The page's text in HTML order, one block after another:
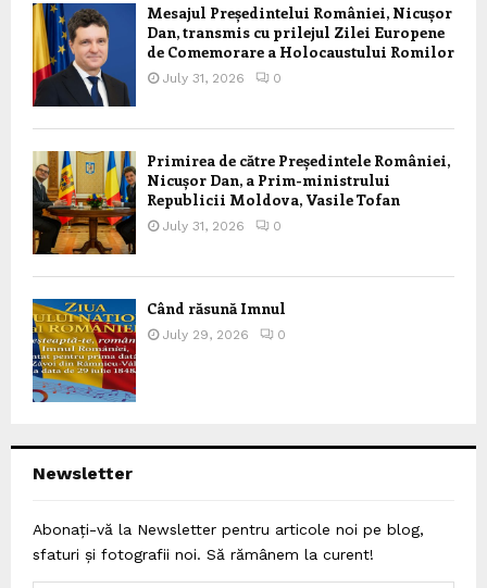
Mesajul Președintelui României, Nicușor
Dan, transmis cu prilejul Zilei Europene
de Comemorare a Holocaustului Romilor
July 31, 2026 0
Primirea de către Președintele României,
Nicușor Dan, a Prim-ministrului
Republicii Moldova, Vasile Tofan
July 31, 2026 0
Când răsună Imnul
July 29, 2026 0
Newsletter
Abonați-vă la Newsletter pentru articole noi pe blog,
sfaturi și fotografii noi. Să rămânem la curent!